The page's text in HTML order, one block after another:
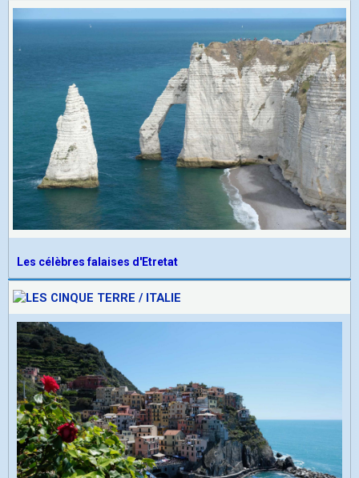
Les célèbres falaises d'Etretat